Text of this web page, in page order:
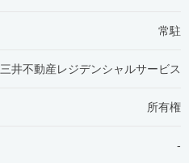
常駐
三井不動産レジデンシャルサービス
所有権
-